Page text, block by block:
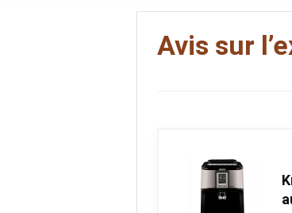
Avis sur